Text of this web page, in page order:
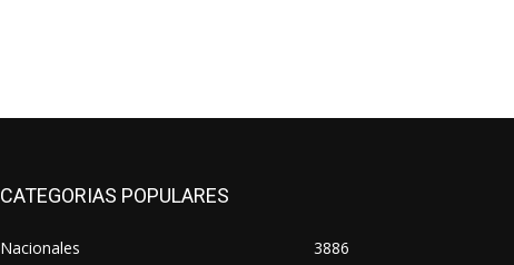
CATEGORIAS POPULARES
Nacionales 3886